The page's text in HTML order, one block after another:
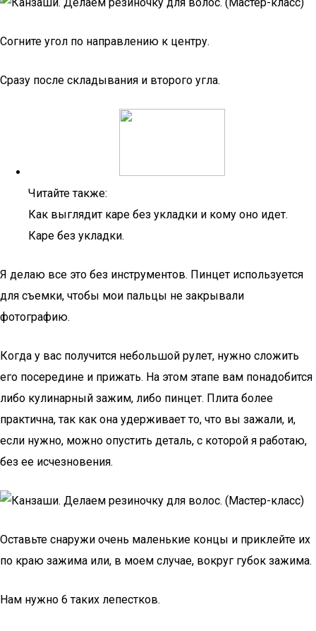
Согните угол по направлению к центру.
Сразу после складывания и второго угла.
Читайте также:
Как выглядит каре без укладки и кому оно идет.
Каре без укладки.
Я делаю все это без инструментов. Пинцет используется
для съемки, чтобы мои пальцы не закрывали
фотографию.
Когда у вас получится небольшой рулет, нужно сложить
его посередине и прижать. На этом этапе вам понадобится
либо кулинарный зажим, либо пинцет. Плита более
практична, так как она удерживает то, что вы зажали, и,
если нужно, можно опустить деталь, с которой я работаю,
без ее исчезновения.
Оставьте снаружи очень маленькие концы и приклейте их
по краю зажима или, в моем случае, вокруг губок зажима.
Нам нужно 6 таких лепестков.